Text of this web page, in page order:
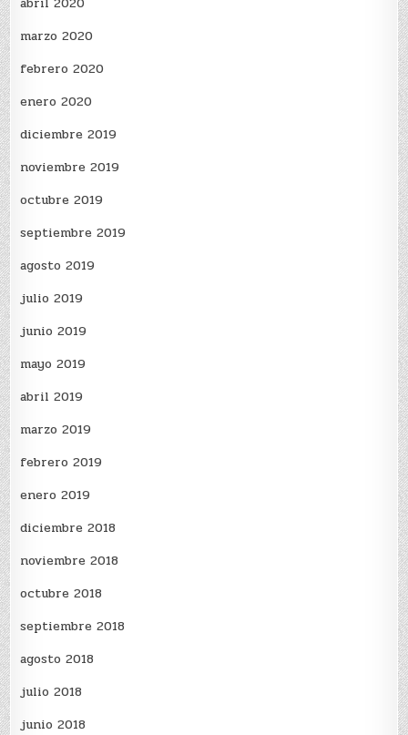
marzo 2020
febrero 2020
enero 2020
diciembre 2019
noviembre 2019
octubre 2019
septiembre 2019
agosto 2019
julio 2019
junio 2019
mayo 2019
abril 2019
marzo 2019
febrero 2019
enero 2019
diciembre 2018
noviembre 2018
octubre 2018
septiembre 2018
agosto 2018
julio 2018
junio 2018